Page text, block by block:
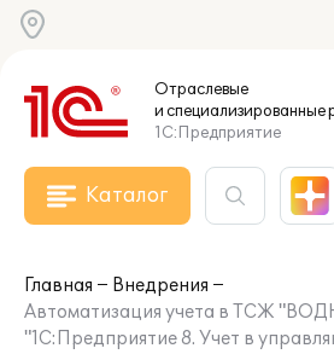
Отраслевые
и специализированные
1С:Предприятие
Каталог
Главная
Внедрения
Автоматизация учета в ТСЖ
"1С:Предприятие 8. Учет в